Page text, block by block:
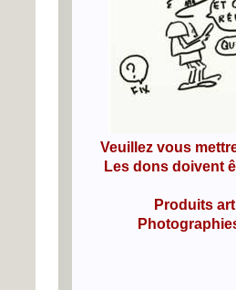
Veuillez vous
Les dons doivent
Produits